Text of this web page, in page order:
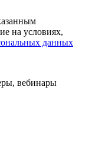
на условиях,
данных
вебинары